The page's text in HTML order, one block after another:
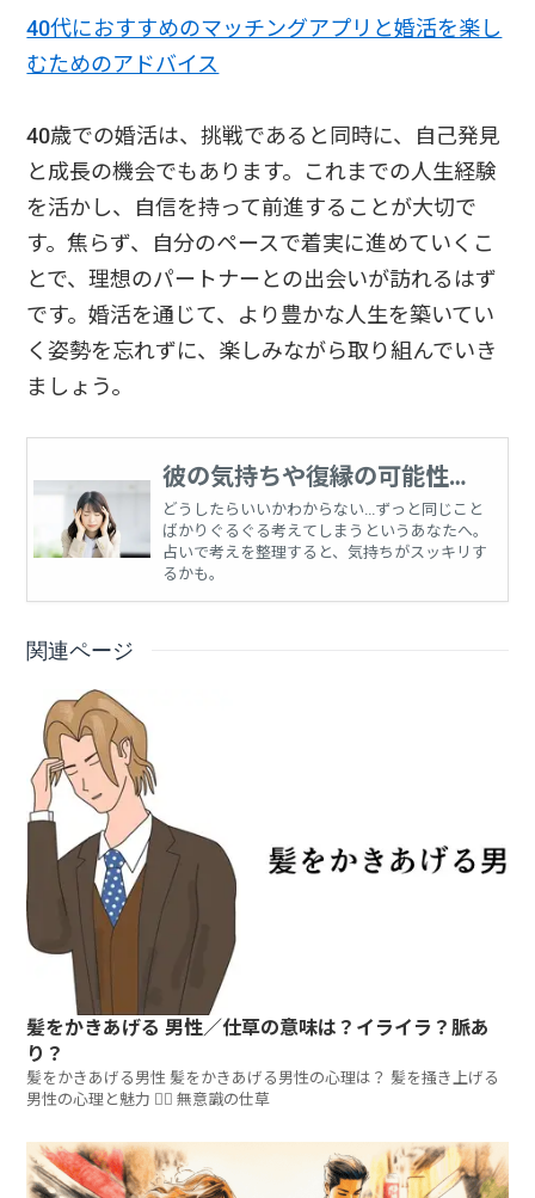
40代におすすめのマッチングアプリと婚活を楽し
むためのアドバイス
40歳での婚活は、挑戦であると同時に、自己発見
と成長の機会でもあります。これまでの人生経験
を活かし、自信を持って前進することが大切で
す。焦らず、自分のペースで着実に進めていくこ
とで、理想のパートナーとの出会いが訪れるはず
です。婚活を通じて、より豊かな人生を築いてい
く姿勢を忘れずに、楽しみながら取り組んでいき
ましょう。
彼の気持ちや復縁の可能性、
恋愛に関する悩みを占う
どうしたらいいかわからない…ずっと同じこと
ばかりぐるぐる考えてしまうというあなたへ。
占いで考えを整理すると、気持ちがスッキリす
るかも。
関連ページ
髪をかきあげる 男性／仕草の意味は？イライラ？脈あ
り？
髪をかきあげる男性 髪をかきあげる男性の心理は？ 髪を掻き上げる
男性の心理と魅力 💇‍♂️ 無意識の仕草